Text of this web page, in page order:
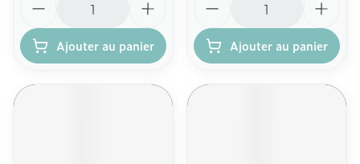
Ajouter au panier Ajouter au panier